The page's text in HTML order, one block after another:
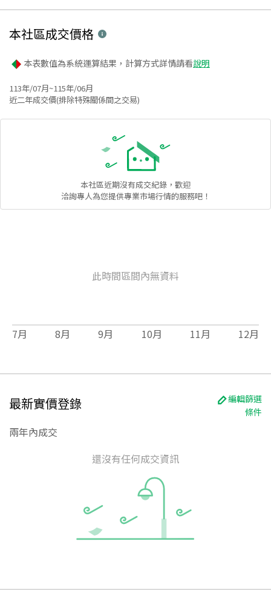
本社區成交價格
本表數值為系統運算結果，計算方式詳情請看說明
113年/07月~115年/06月
近二年成交價(排除特殊關係間之交易)
本社區近期沒有成交紀錄，歡迎
洽詢專人為您提供專業市場行情的服務吧！
此時間區間內無資料
7月 8月 9月 10月 11月 12月
最新實價登錄
編輯篩選
條件
兩年內成交
還沒有任何成交資訊